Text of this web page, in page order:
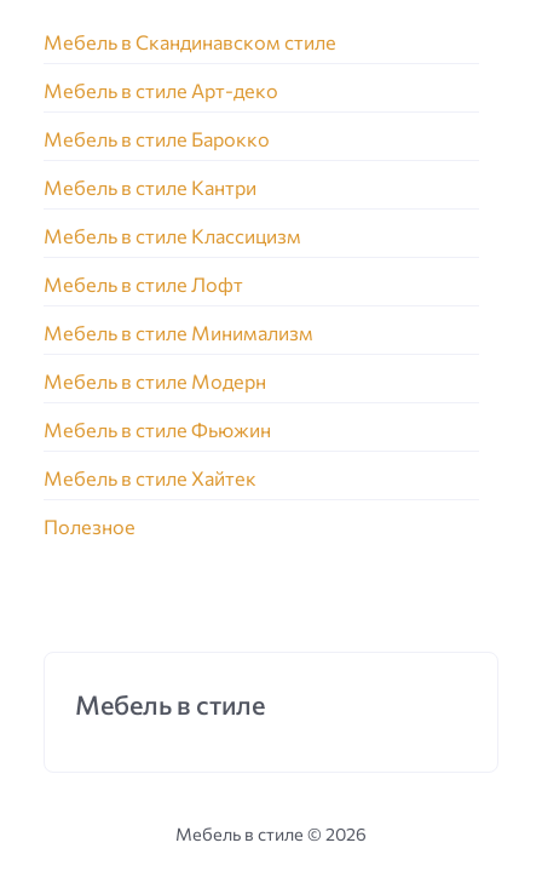
Мебель в Скандинавском стиле
Мебель в стиле Арт-деко
Мебель в стиле Барокко
Мебель в стиле Кантри
Мебель в стиле Классицизм
Мебель в стиле Лофт
Мебель в стиле Минимализм
Мебель в стиле Модерн
Мебель в стиле Фьюжин
Мебель в стиле Хайтек
Полезное
Мебель в стиле
Мебель в стиле © 2026